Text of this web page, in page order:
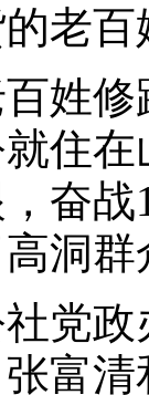
老
修
住
奋
洞
政
富